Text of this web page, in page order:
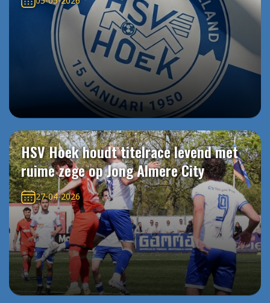
HSV Hoek houdt titelrace levend met
ruime zege op Jong Almere City
27-04-2026